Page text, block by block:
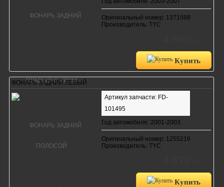
Оригинальный номер: 1371588
Производитель: TYC
Купить
ФОНАРЬ ЗАДНИЙ ЛЕВЫЙ
Артикул запчасти: FD-
101495
Год автомобиля: 2001-2003
Оригинальный номер: 1255216
Производитель: TYC
Купить